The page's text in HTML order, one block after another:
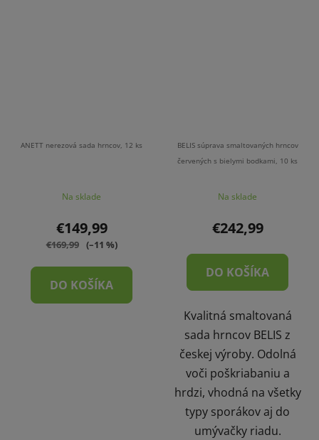
ANETT nerezová sada hrncov, 12 ks
Na sklade
€149,99
€169,99 (–11 %)
DO KOŠÍKA
BELIS súprava smaltovaných hrncov
červených s bielymi bodkami, 10 ks
Na sklade
€242,99
DO KOŠÍKA
Kvalitná smaltovaná
sada hrncov BELIS z
českej výroby. Odolná
voči poškriabaniu a
hrdzi, vhodná na všetky
typy sporákov aj do
umývačky riadu.